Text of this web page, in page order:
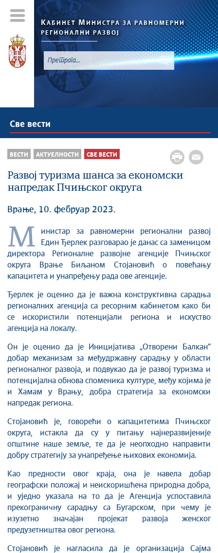
КАБИНЕТ М ИНИСТРА ЗА РАВНОМЕРНИ
РЕГИОНАЛНИ РАЗВОЈ
Све вести
ВЕСТИ АКТУЕЛНОСТИ СВЕ ВЕСТИ
Развој туризма шанса за економски
напредак Пчињског округа
Врање, 10. фебруар 2023.
М
инистар за равномерни регионални развој
Един Ђерлек разговарао је данас са заменицом
директора Регионалне развојне агенције Пчињског
округа Врање Биљаном Стојановић о повећању
капацитета и унапређењу рада ове агенције.
Ђерлек је оценио да је важна конструктивна сарадња
регионалних агенција са ресорним кабинетом како би
се искористили потенцијали региона и искуство
агенција на локалу.
Он је оценио да је Иницијатива „Отворени Балкан”
добар механизам за међудржавну сарадњу у области
регионалног развоја, и подвукао да је развој туризма и
потенцијална обнова споменика културе, међу којима је
и Хамам у Врању, добра стратегија за економски
напредак региона.
Стојановић је, говорећи о капацитетима Пчињског
округа, истакла да су у питању најнеразвијеније
општине наше земље, те да је неопходно напрaвити
добру стратегију за унапређење њихових економија.
Као предности овог краја, она је навела добар
географски положај и неискоришћена природна добра,
и уједно указала на то да је Агенција успоставила
прекограничну сарадњу са Бугарском, при чему је
изузетно значајан пројекат развоја женског
предузетништва овог региона.
Стојановић је нагласила да је организација Сајма